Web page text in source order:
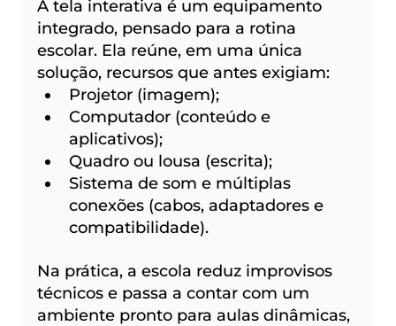
A tela interativa é um equipamento
integrado, pensado para a rotina
escolar. Ela reúne, em uma única
solução, recursos que antes exigiam:
Projetor (imagem);
Computador (conteúdo e
aplicativos);
Quadro ou lousa (escrita);
Sistema de som e múltiplas
conexões (cabos, adaptadores e
compatibilidade).
Na prática, a escola reduz improvisos
técnicos e passa a contar com um
ambiente pronto para aulas dinâmicas,